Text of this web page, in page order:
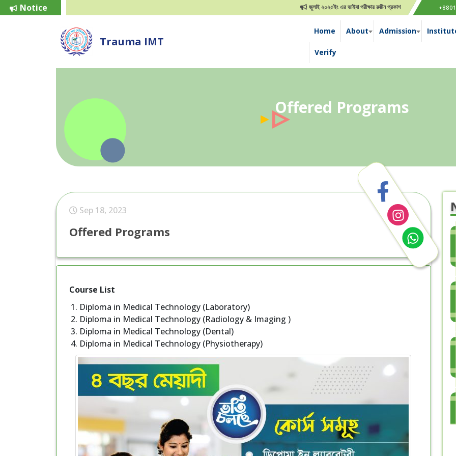
Notice জুলাই ২০২৫ইং এর ভাইবা পরীক্ষার রুটিন প্রকাশ জুলাই গণ-অভ্যুত্থান
Trauma IMT
Home About Admission
Verify
Offered Programs
Sep 18, 2023
Offered Programs
Course List
Diploma in Medical Technology (Laboratory)
Diploma in Medical Technology (Radiology & Imaging )
Diploma in Medical Technology (Dental)
Diploma in Medical Technology (Physiotherapy)